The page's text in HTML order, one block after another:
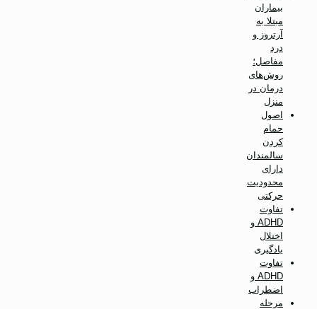
بیماران
مبتلا به
آرتروز و
درد
مفاصل؛
روش‌های
درمان در
منزل
اصول
حمام
کردن
سالمندان
دارای
محدودیت
حرکتی
تفاوت
ADHD و
اختلال
یادگیری
تفاوت
ADHD و
اضطراب
مرحله